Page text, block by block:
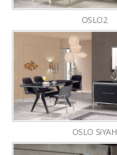
OSLO2
OSLO SiYAH